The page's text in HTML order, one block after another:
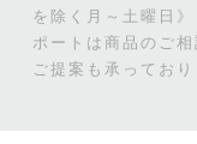
を除く月～土曜日
ポートは商品のご
ご提案も承っており